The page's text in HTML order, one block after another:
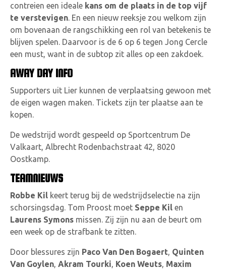
contreien een ideale kans om de plaats in de top vijf
te verstevigen. En een nieuw reeksje zou welkom zijn
om bovenaan de rangschikking een rol van betekenis te
blijven spelen. Daarvoor is de 6 op 6 tegen Jong Cercle
een must, want in de subtop zit alles op een zakdoek.
AWAY DAY INFO
Supporters uit Lier kunnen de verplaatsing gewoon met
de eigen wagen maken. Tickets zijn ter plaatse aan te
kopen.
De wedstrijd wordt gespeeld op Sportcentrum De
Valkaart, Albrecht Rodenbachstraat 42, 8020
Oostkamp.
TEAMNIEUWS
Robbe Kil keert terug bij de wedstrijdselectie na zijn
schorsingsdag. Tom Proost moet Seppe Kil en
Laurens Symons missen. Zij zijn nu aan de beurt om
een week op de strafbank te zitten.
Door blessures zijn Paco Van Den Bogaert, Quinten
Van Goylen, Akram Tourki, Koen Weuts, Maxim